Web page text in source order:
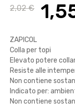
2,02 €
ZAPICOL
Colla per topi
Elevato potere
Resiste alle
Non contiene
Indicato per:
Non contiene